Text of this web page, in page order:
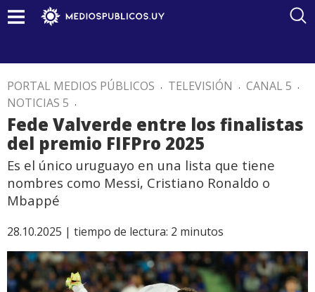
PORTAL MEDIOS PÚBLICOS . TELEVISIÓN . CANAL 5 .
NOTICIAS 5 .
Fede Valverde entre los finalistas
del premio FIFPro 2025
Es el único uruguayo en una lista que tiene
nombres como Messi, Cristiano Ronaldo o
Mbappé
28.10.2025 | tiempo de lectura: 2 minutos